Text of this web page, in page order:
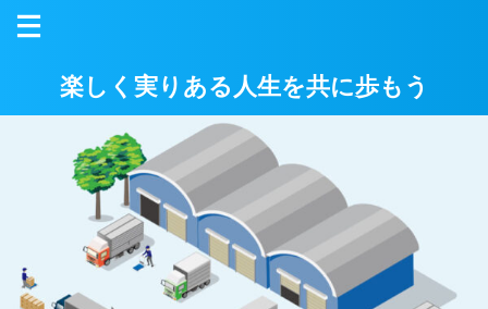
楽しく実りある人生を共に歩もう